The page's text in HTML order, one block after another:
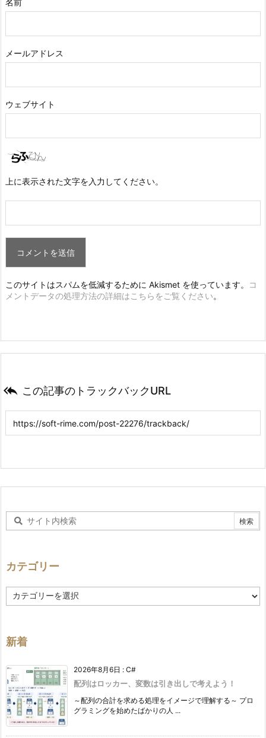
名前
メールアドレス
ウェブサイト
上に表示された文字を入力してください。
このサイトはスパムを低減するために Akismet を使っています。
コ
メントデータの処理方法の詳細はこちらをご覧ください。
 この記事のトラックバックURL
カテゴリー
テ
ー
新着
2026年8月6日 : C#
配列はロッカー、変数は引き出しで考えよう！
～配列の合計を求める処理をイメージで理解する～ プロ
グラミングを始めたばかりの人 ...